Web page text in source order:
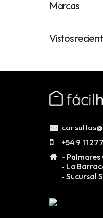
Hierarchic
Menu
Version
Atakan
Au
Docs:
https://
menu-
Marcas
Vistos
+54 9 11
- Palmares
- La
- Sucursal